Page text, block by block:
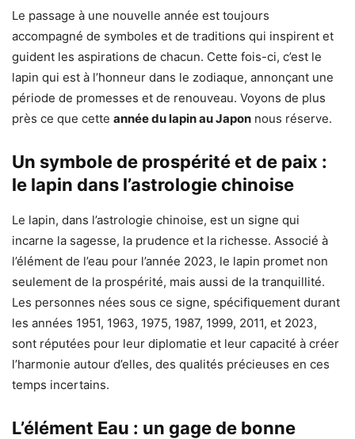
Le passage à une nouvelle année est toujours
accompagné de symboles et de traditions qui inspirent et
guident les aspirations de chacun. Cette fois-ci, c’est le
lapin qui est à l’honneur dans le zodiaque, annonçant une
période de promesses et de renouveau. Voyons de plus
près ce que cette année du lapin au Japon nous réserve.
Un symbole de prospérité et de paix :
le lapin dans l’astrologie chinoise
Le lapin, dans l’astrologie chinoise, est un signe qui
incarne la sagesse, la prudence et la richesse. Associé à
l’élément de l’eau pour l’année 2023, le lapin promet non
seulement de la prospérité, mais aussi de la tranquillité.
Les personnes nées sous ce signe, spécifiquement durant
les années 1951, 1963, 1975, 1987, 1999, 2011, et 2023,
sont réputées pour leur diplomatie et leur capacité à créer
l’harmonie autour d’elles, des qualités précieuses en ces
temps incertains.
L’élément Eau : un gage de bonne